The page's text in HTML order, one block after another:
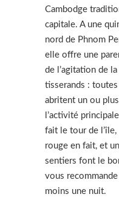
Cambodge
capitale. A une
nord de Phnom
elle offre une
de l’agitation de
tisserands :
abritent un ou
l’activité
fait le tour de
rouge en fait, et
sentiers font le
vous recommande
moins une nuit.